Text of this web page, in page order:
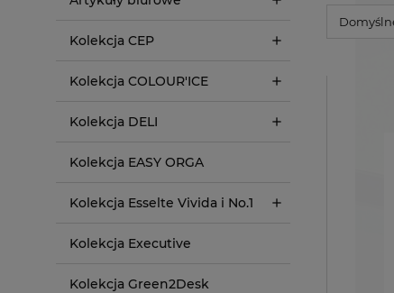
Kolekcja CEP
Kolekcja COLOUR'ICE
Kolekcja DELI
Kolekcja EASY ORGA
Kolekcja Esselte Vivida i No.1
Kolekcja Executive
Kolekcja Green2Desk